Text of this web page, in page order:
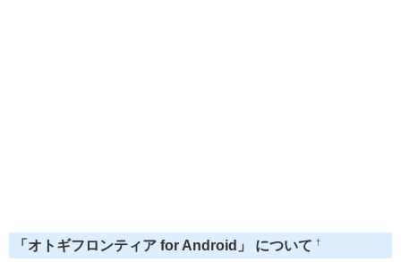
「オトギフロンティア for Android」 について †